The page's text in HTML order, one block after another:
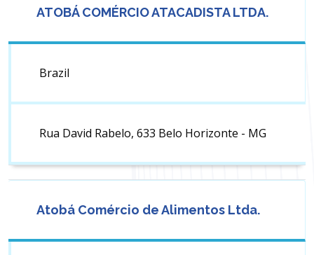
ATOBÁ COMÉRCIO ATACADISTA LTDA.
Brazil
Rua David Rabelo, 633 Belo Horizonte - MG
Atobá Comércio de Alimentos Ltda.